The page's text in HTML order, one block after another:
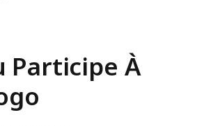
Participe À